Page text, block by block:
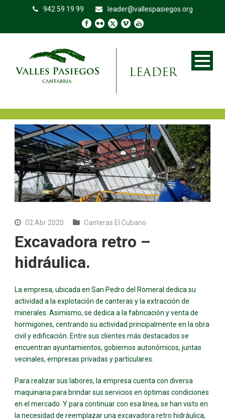
942 59 19 99 leader@vallespasiegos.org
02 Abr 2020 Canteras El Cubano
Excavadora retro –
hidráulica.
La empresa, ubicada en San Pedro del Romeral dedica su
actividad a la explotación de canteras y la extracción de
minerales. Asimismo, se dedica a la fabricación y venta de
hormigones, centrando su actividad principalmente en la obra
civil y edificación. Entre sus clientes más destacados se
encuentran ayuntamientos, gobiernos autonómicos, juntas
vecinales, empresas privadas y particulares.
Para realizar sus labores, la empresa cuenta con diversa
maquinaria para brindar sus servicios en óptimas condiciones
en el mercado. Y para continuar con esa línea, se han visto en
la necesidad de reemplazar una excavadora retro hidráulica,